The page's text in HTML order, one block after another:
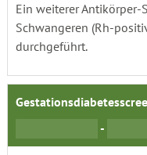
Ein weiterer
Schwangeren (Rh-
durchgeführt.
-